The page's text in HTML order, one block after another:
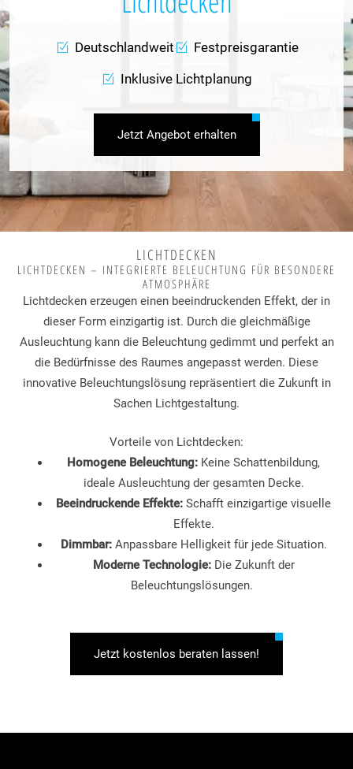
Deutschlandweit
Festpreisgarantie
Inklusive Lichtplanung
Jetzt Angebot erhalten
LICHTDECKEN
LICHTDECKEN – INTEGRIERTE BELEUCHTUNG FÜR BESONDERE
ATMOSPHÄRE
Lichtdecken erzeugen einen beeindruckenden Effekt, der in
dieser Form einzigartig ist. Durch die gleichmäßige
Ausleuchtung kann die Beleuchtung gedimmt und perfekt an
die Bedürfnisse des Raumes angepasst werden. Diese
innovative Beleuchtungslösung repräsentiert die Zukunft in
Sachen Lichtgestaltung.
Vorteile von Lichtdecken:
Homogene Beleuchtung: Keine Schattenbildung,
ideale Ausleuchtung der gesamten Decke.
Beeindruckende Effekte: Schafft einzigartige visuelle
Effekte.
Dimmbar:Anpassbare Helligkeit für jede Situation.
Moderne Technologie:Die Zukunft der
Beleuchtungslösungen.
Jetzt kostenlos beraten lassen!